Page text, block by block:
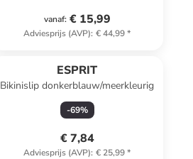
vanaf: € 15,99
Adviesprijs (AVP): € 44,99*
ESPRIT
Bikinislip donkerblauw/meerkleurig
-69%
€ 7,84
Adviesprijs (AVP): € 25,99*